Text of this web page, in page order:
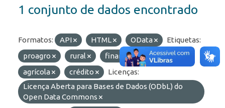
1 conjunto de dados encontrado
Formatos: API HTML OData
Etiquetas:
proagro
rural
financiamento
agrícola
crédito
Licenças:
Licença Aberta para Bases de Dados (ODbL) do
Open Data Commons